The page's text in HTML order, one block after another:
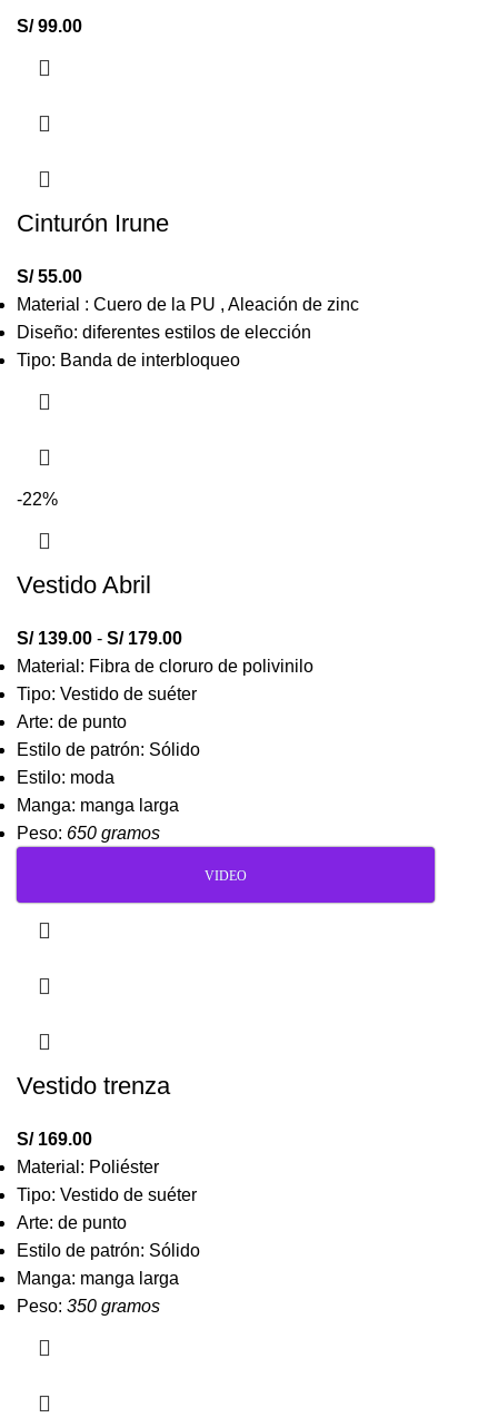
S/99.00
Cinturón Irune
S/55.00
Material : Cuero de la PU , Aleación de zinc
Diseño: diferentes estilos de elección
Tipo: Banda de interbloqueo
-22%
Vestido Abril
S/139.00 - S/179.00
Material: Fibra de cloruro de polivinilo
Tipo: Vestido de suéter
Arte: de punto
Estilo de patrón: Sólido
Estilo: moda
Manga: manga larga
Peso: 650 gramos
VIDEO
Vestido trenza
S/169.00
Material: Poliéster
Tipo: Vestido de suéter
Arte: de punto
Estilo de patrón: Sólido
Manga: manga larga
Peso: 350 gramos